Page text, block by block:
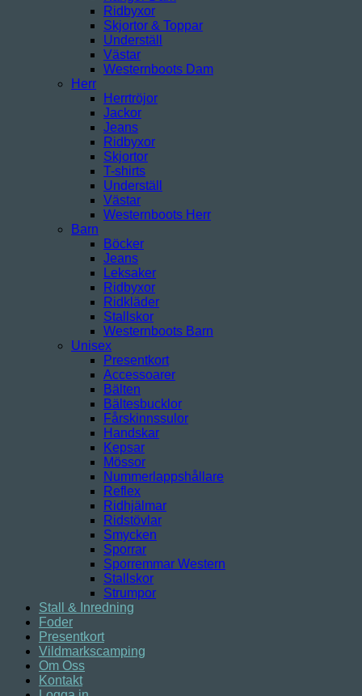
Ridbyxor
Skjortor & Toppar
Underställ
Västar
Westernboots Dam
Herr
Herrtröjor
Jackor
Jeans
Ridbyxor
Skjortor
T-shirts
Underställ
Västar
Westernboots Herr
Barn
Böcker
Jeans
Leksaker
Ridbyxor
Ridkläder
Stallskor
Westernboots Barn
Unisex
Presentkort
Accessoarer
Bälten
Bältesbucklor
Fårskinnssulor
Handskar
Kepsar
Mössor
Nummerlappshållare
Reflex
Ridhjälmar
Ridstövlar
Smycken
Sporrar
Sporremmar Western
Stallskor
Strumpor
Stall & Inredning
Foder
Presentkort
Vildmarkscamping
Om Oss
Kontakt